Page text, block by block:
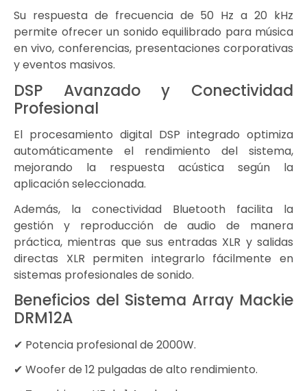
Su respuesta de frecuencia de 50 Hz a 20 kHz
permite ofrecer un sonido equilibrado para música
en vivo, conferencias, presentaciones corporativas
y eventos masivos.
DSP Avanzado y Conectividad
Profesional
El procesamiento digital DSP integrado optimiza
automáticamente el rendimiento del sistema,
mejorando la respuesta acústica según la
aplicación seleccionada.
Además, la conectividad Bluetooth facilita la
gestión y reproducción de audio de manera
práctica, mientras que sus entradas XLR y salidas
directas XLR permiten integrarlo fácilmente en
sistemas profesionales de sonido.
Beneficios del Sistema Array Mackie
DRM12A
✔ Potencia profesional de 2000W.
✔ Woofer de 12 pulgadas de alto rendimiento.